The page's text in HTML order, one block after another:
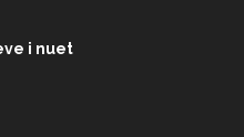
i nuet